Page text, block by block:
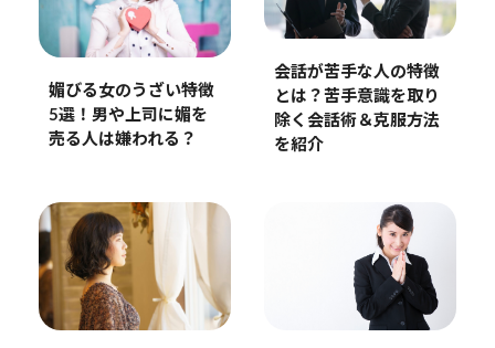
媚びる女のうざい特徴
5選！男や上司に媚を
売る人は嫌われる？
会話が苦手な人の特徴
とは？苦手意識を取り
除く会話術＆克服方法
を紹介